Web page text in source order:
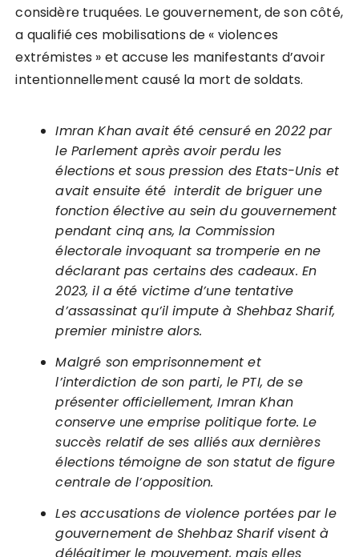
considère truquées. Le gouvernement, de son côté,
a qualifié ces mobilisations de « violences
extrémistes » et accuse les manifestants d’avoir
intentionnellement causé la mort de soldats.
Imran Khan avait été censuré en 2022 par
le Parlement après avoir perdu les
élections et sous pression des Etats-Unis et
avait ensuite été interdit de briguer une
fonction élective au sein du gouvernement
pendant cinq ans, la Commission
électorale invoquant sa tromperie en ne
déclarant pas certains des cadeaux. En
2023, il a été victime d’une tentative
d’assassinat qu’il impute à Shehbaz Sharif,
premier ministre alors.
Malgré son emprisonnement et
l’interdiction de son parti, le PTI, de se
présenter officiellement, Imran Khan
conserve une emprise politique forte. Le
succès relatif de ses alliés aux dernières
élections témoigne de son statut de figure
centrale de l’opposition.
Les accusations de violence portées par le
gouvernement de Shehbaz Sharif visent à